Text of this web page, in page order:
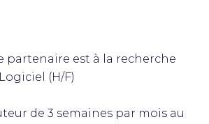
partenaire est à la recherche
(H/F)
de 3 semaines par mois au